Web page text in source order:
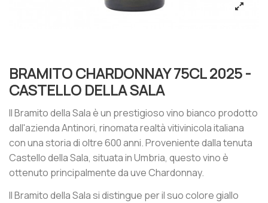
BRAMITO CHARDONNAY 75CL 2025 -
CASTELLO DELLA SALA
Il Bramito della Sala è un prestigioso vino bianco prodotto
dall'azienda Antinori, rinomata realtà vitivinicola italiana
con una storia di oltre 600 anni. Proveniente dalla tenuta
Castello della Sala, situata in Umbria, questo vino è
ottenuto principalmente da uve Chardonnay.
Il Bramito della Sala si distingue per il suo colore giallo